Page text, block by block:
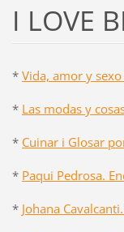
I LOVE
* Vida, amor y
* Las modas y
* Cuinar i Glosar
* Paqui Pedrosa.
* Johana